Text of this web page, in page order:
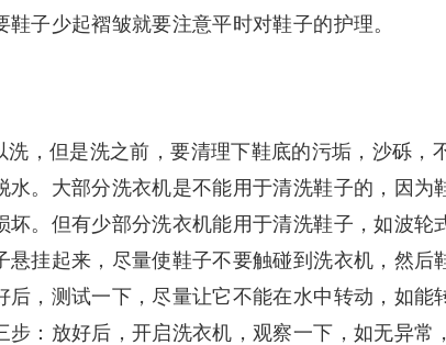
子少起褶皱就要注意平时对鞋子的护理。
，但是洗之前，要清理下鞋底的污垢，沙砾，
。大部分洗衣机是不能用于清洗鞋子的，因为
。但有少部分洗衣机能用于清洗鞋子，如波轮
挂起来，尽量使鞋子不要触碰到洗衣机，然后
，测试一下，尽量让它不能在水中转动，如能
：放好后，开启洗衣机，观察一下，如无异常